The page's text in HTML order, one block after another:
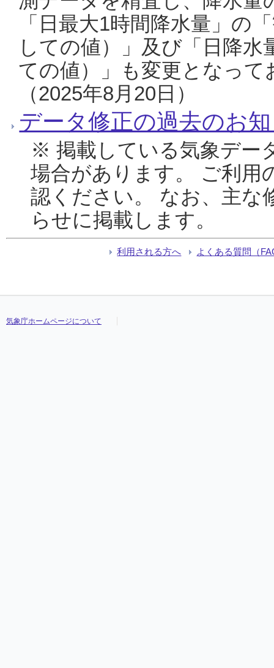
「日最大1時間降水量」の
しての値）」及び「日降
ての値）」も変更となっ
（2025年8月20日）
データ修正の過去のお
※ 掲載している気象デー
場合があります。 ご利用
認ください。 なお、主な
らせに掲載します。
利用される方へ よくある質問（
気象庁ホームページについて